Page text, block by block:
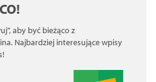
aby być bieżąco z
Najbardziej interesujące wpisy